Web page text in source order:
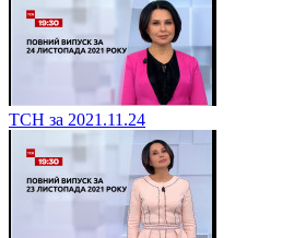
ТСН за 2021.11.24